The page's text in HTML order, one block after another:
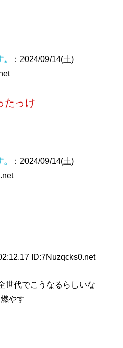
：2024/09/14(土)
たっけ
：2024/09/14(土)
ID:7Nuzqcks0.net
世代でこうなるらしいな
やす